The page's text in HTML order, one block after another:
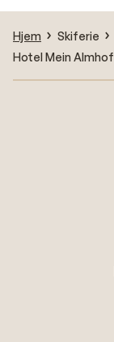
Hjem Skiferie
Hotel Mein Almhof